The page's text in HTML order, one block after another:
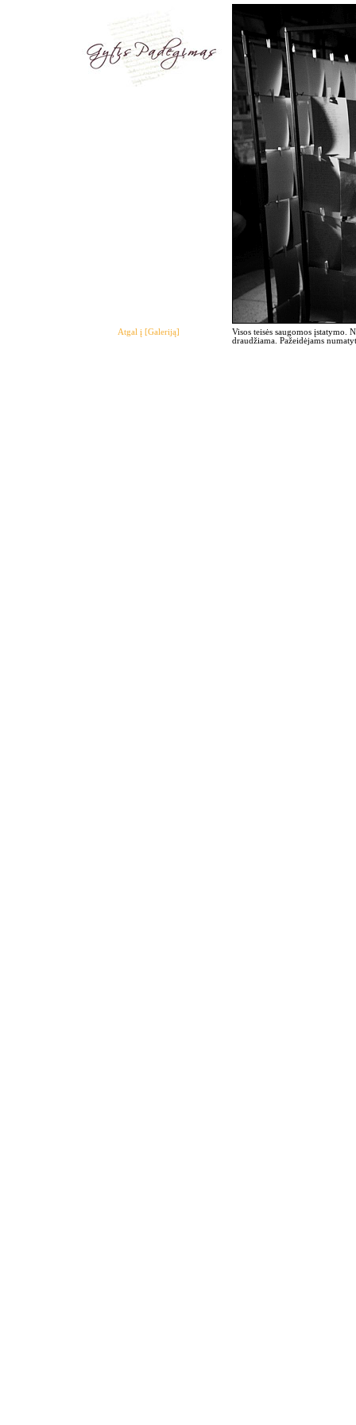
Atgal į [Galeriją]
Visos teisės saugomos
draudžiama. Pažeidėjams